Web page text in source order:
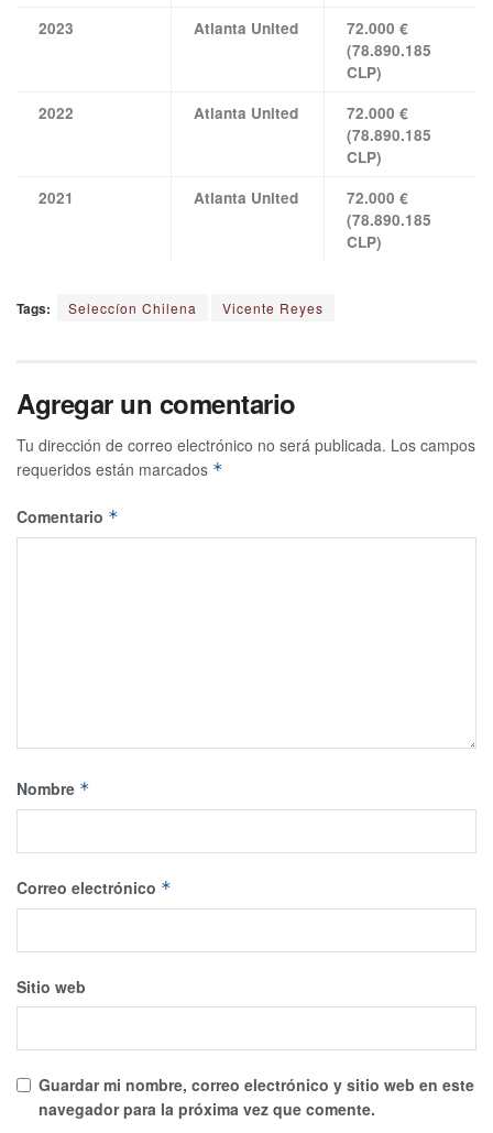
2023
Atlanta United
72.000 €
(78.890.185
CLP)
2022
Atlanta United
72.000 €
(78.890.185
CLP)
2021
Atlanta United
72.000 €
(78.890.185
CLP)
Tags: Seleccíon Chilena Vicente Reyes
Agregar un comentario
Tu dirección de correo electrónico no será publicada. Los campos
requeridos están marcados *
Comentario *
Nombre *
Correo electrónico *
Sitio web
Guardar mi nombre, correo electrónico y sitio web en este
navegador para la próxima vez que comente.